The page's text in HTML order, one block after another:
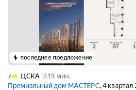
последнее предложение
ЦСКА
19 мин.
Премиальный дом МАСТЕРС, 4